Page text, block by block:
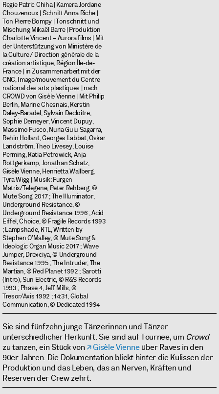
Regie Patric Chiha | Kamera Jordane
Chouzenoux | Schnitt Anna Riche |
Ton Pierre Bompy | Tonschnitt und
Mischung Mikaël Barre | Produktion
Charlotte Vincent – Aurora films | Mit
der Unterstützung von Ministère de
la Culture / Direction générale de la
création artistique, Région Île-de-
France | in Zusammenarbeit mit der
CNC, Image/mouvement du Centre
national des arts plastiques | nach
CROWD von Gisèle Vienne | Mit Philip
Berlin, Marine Chesnais, Kerstin
Daley-Baradel, Sylvain Decloitre,
Sophie Demeyer, Vincent Dupuy,
Massimo Fusco, Nuria Guiu Sagarra,
Rehin Hollant, Georges Labbat, Oskar
Landström, Theo Livesey, Louise
Perming, Katia Petrowick, Anja
Röttgerkamp, Jonathan Schatz,
Gisèle Vienne, Henrietta Wallberg,
Tyra Wigg | Musik: Furgen
Matrix/Telegene, Peter Rehberg, ©
Mute Song 2017 ; The Illuminator,
Underground Resistance, ©
Underground Resistance 1996 ; Acid
Eiffel, Choice, © Fragile Records 1993
; Lampshade, KTL, Written by
Stephen O’Malley, © Mute Song &
Ideologic Organ Music 2017 ; Wave
Jumper, Drexciya, © Underground
Resistance 1995 ; The Intruder, The
Martian, © Red Planet 1992 ; Sarotti
(Intro), Sun Electric, © R&S Records
1993 ; Phase 4, Jeff Mills, ©
Tresor/Axis 1992 ; 14:31, Global
Communication, © Dedicated 1994
Sie sind fünfzehn junge Tänzerinnen und Tänzer
unterschiedlicher Herkunft. Sie sind auf Tournee, um Crowd
zu tanzen, ein Stück von
Gisèle Vienneüber Raves in den
90er Jahren. Die Dokumentation blickt hinter die Kulissen der
Produktion und das Leben, das an Nerven, Kräften und
Reserven der Crew zehrt.